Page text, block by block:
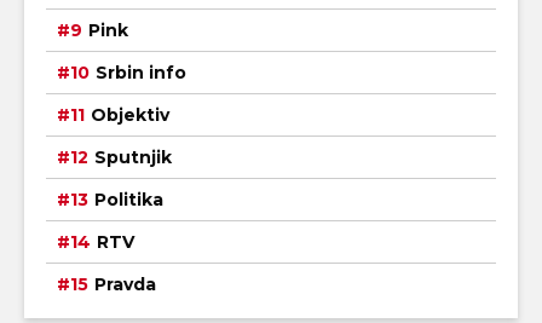
Pink
Srbin info
Objektiv
Sputnjik
Politika
RTV
Pravda